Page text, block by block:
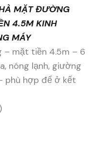
MẶT ĐƯỜNG
4.5M KINH
MÁY
– mặt tiền 4.5m – 6
nóng lạnh, giường
phù hợp để ở kết